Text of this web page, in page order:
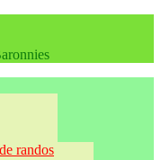
randos